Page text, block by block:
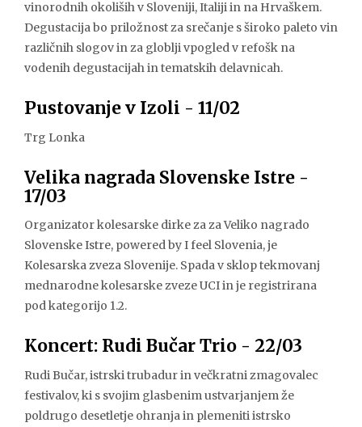
vinorodnih okoliših v Sloveniji, Italiji in na Hrvaškem.
Degustacija bo priložnost za srečanje s široko paleto vin
različnih slogov in za globlji vpogled v refošk na
vodenih degustacijah in tematskih delavnicah.
Pustovanje v Izoli - 11/02
Trg Lonka
Velika nagrada Slovenske Istre -
17/03
Organizator kolesarske dirke za za Veliko nagrado
Slovenske Istre, powered by I feel Slovenia, je
Kolesarska zveza Slovenije. Spada v sklop tekmovanj
mednarodne kolesarske zveze UCI in je registrirana
pod kategorijo 1.2.
Koncert: Rudi Bučar Trio - 22/03
Rudi Bučar, istrski trubadur in večkratni zmagovalec
festivalov, ki s svojim glasbenim ustvarjanjem že
poldrugo desetletje ohranja in plemeniti istrsko